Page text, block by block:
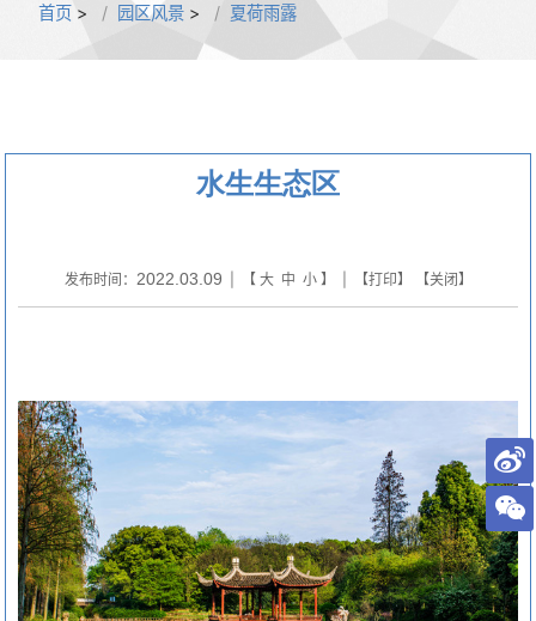
首页 > 园区风景 > 夏荷雨露
水生生态区
发布时间： 2022.03.09 | 【 大 中 小】 | 【打印】 【关闭】